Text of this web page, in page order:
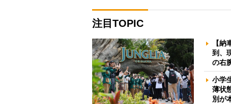
注目TOPIC
【
到、
の右
小学
薄状
別が